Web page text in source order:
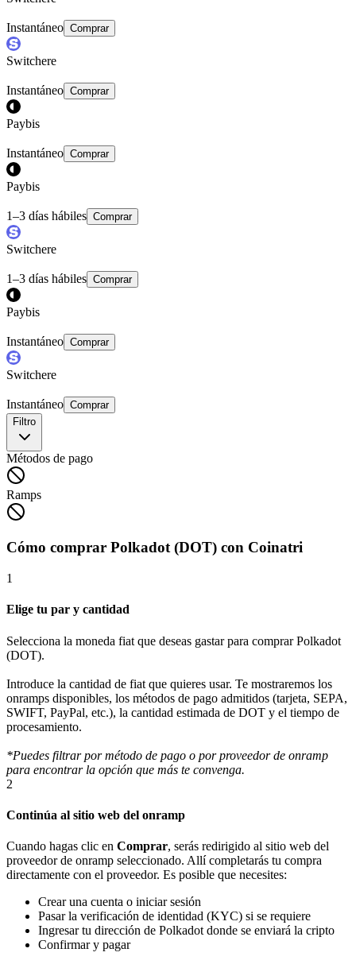
Instantáneo Comprar
Switchere
Instantáneo Comprar
Paybis
Instantáneo Comprar
Paybis
1–3 días hábiles Comprar
Switchere
1–3 días hábiles Comprar
Paybis
Instantáneo Comprar
Switchere
Instantáneo Comprar
Filtro
Métodos de pago
Ramps
Cómo comprar Polkadot (DOT) con Coinatri
1
Elige tu par y cantidad
Selecciona la moneda fiat que deseas gastar para comprar Polkadot
(DOT).
Introduce la cantidad de fiat que quieres usar. Te mostraremos los
onramps disponibles, los métodos de pago admitidos (tarjeta, SEPA,
SWIFT, PayPal, etc.), la cantidad estimada de DOT y el tiempo de
procesamiento.
*Puedes filtrar por método de pago o por proveedor de onramp
para encontrar la opción que más te convenga.
2
Continúa al sitio web del onramp
Cuando hagas clic en Comprar, serás redirigido al sitio web del
proveedor de onramp seleccionado. Allí completarás tu compra
directamente con el proveedor. Es posible que necesites:
Crear una cuenta o iniciar sesión
Pasar la verificación de identidad (KYC) si se requiere
Ingresar tu dirección de Polkadot donde se enviará la cripto
Confirmar y pagar